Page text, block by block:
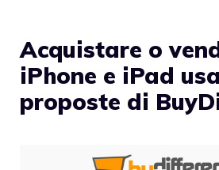
Acquistare o
iPhone e iPad
proposte di